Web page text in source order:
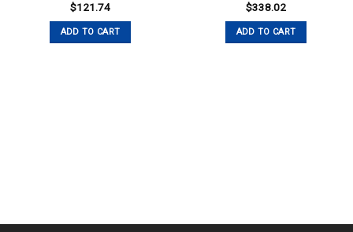
$121.74
ADD TO CART
$338.02
ADD TO CART